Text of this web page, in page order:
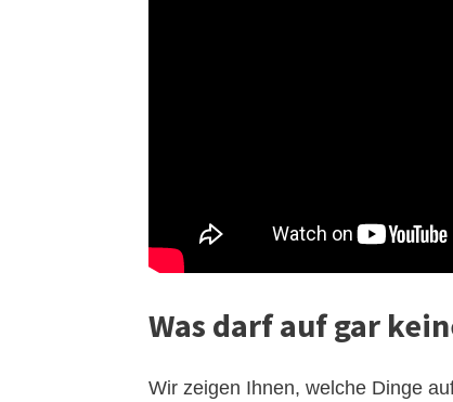
Was darf auf gar
Wir zeigen Ihnen, welche Dinge